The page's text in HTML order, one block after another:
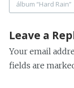
álbum “Hard Rain”
Leave a
Your email
fields are